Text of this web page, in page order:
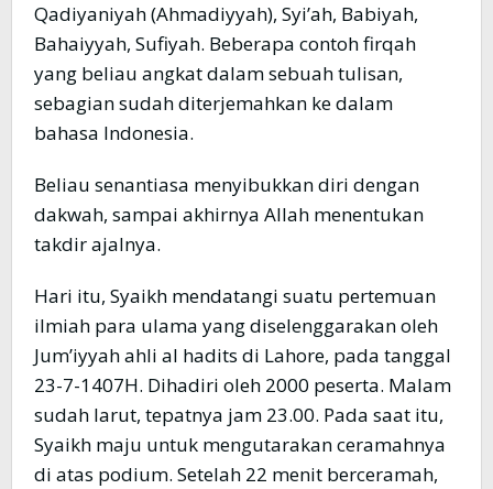
Qadiyaniyah (Ahmadiyyah), Syi’ah, Babiyah,
Bahaiyyah, Sufiyah. Beberapa contoh firqah
yang beliau angkat dalam sebuah tulisan,
sebagian sudah diterjemahkan ke dalam
bahasa Indonesia.
Beliau senantiasa menyibukkan diri dengan
dakwah, sampai akhirnya Allah menentukan
takdir ajalnya.
Hari itu, Syaikh mendatangi suatu pertemuan
ilmiah para ulama yang diselenggarakan oleh
Jum’iyyah ahli al hadits di Lahore, pada tanggal
23-7-1407H. Dihadiri oleh 2000 peserta. Malam
sudah larut, tepatnya jam 23.00. Pada saat itu,
Syaikh maju untuk mengutarakan ceramahnya
di atas podium. Setelah 22 menit berceramah,